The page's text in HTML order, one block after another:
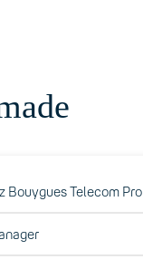
Bouygues Telecom Pro